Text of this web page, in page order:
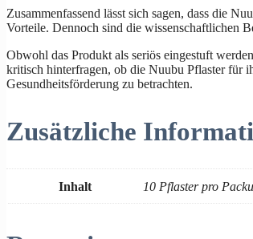
Zusammenfassend lässt sich sagen, dass die
Vorteile. Dennoch sind die wissenschaftlichen
Obwohl das Produkt als seriös eingestuft
kritisch hinterfragen, ob die Nuubu Pflaster für
Gesundheitsförderung zu betrachten.
Zusätzliche
Inhalt 10 Pflaster pro